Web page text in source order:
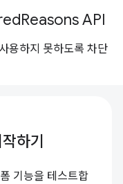
API
용하지 못하도록 차단
하기
기능을 테스트합